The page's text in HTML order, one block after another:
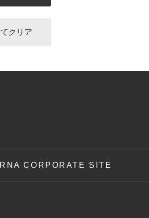
RNA CORPORATE SITE